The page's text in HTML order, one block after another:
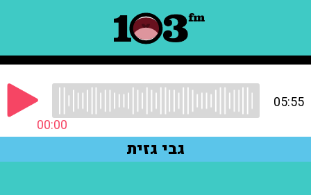
00:00
05:55
גבי גזית